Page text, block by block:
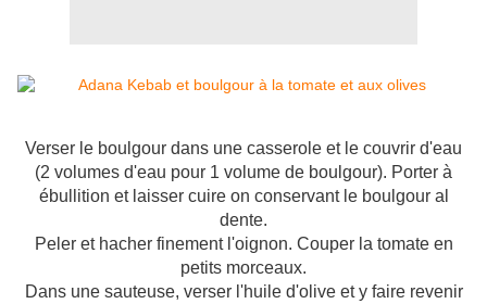
Verser le boulgour dans une casserole et le couvrir d'eau
(2 volumes d'eau pour 1 volume de boulgour). Porter à
ébullition et laisser cuire on conservant le boulgour al
dente.
Peler et hacher finement l'oignon. Couper la tomate en
petits morceaux.
Dans une sauteuse, verser l'huile d'olive et y faire revenir